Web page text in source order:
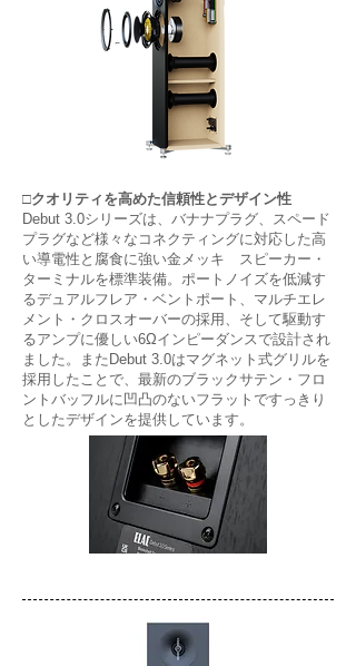
□クオリティを高めた信頼性とデザイン性
Debut 3.0シリーズは、バナナプラグ、スペード
プラグなど様々なコネクティングに対応した高
い導電性と腐食に強い金メッキ スピーカー・
ターミナルを標準装備。ポートノイズを低減す
るデュアルフレア・ベントポート、マルチエレ
メント・クロスオーバーの採用、そして駆動す
るアンプに優しい6Ωインピーダンスで設計され
ました。またDebut 3.0はマグネット式グリルを
採用したことで、最新のブラックサテン・フロ
ントバッフルに凹凸のないフラットですっきり
としたデザインを提供しています。